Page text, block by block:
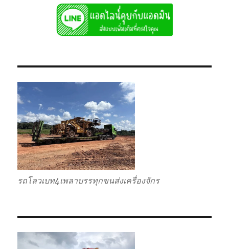
หัว
ลาก
หาง
โลวเบท
เตี้ย
รถโลวเบท4เพลาบรรทุกขนส่งเครื่องจักร